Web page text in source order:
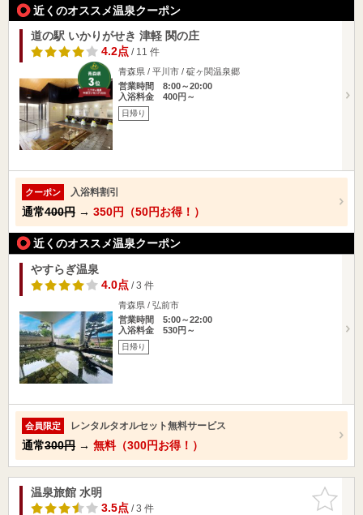
近くのオススメ温泉クーポン
道の駅 いかりがせき 津軽 関の庄
4.2点/ 11 件
青森県 / 平川市 / 碇ヶ関温泉郷
営業時間 8:00～20:00
入浴料金 400円～
日帰り
クーポン 入浴料割引
通常400円 → 350円（50円お得！）
近くのオススメ温泉クーポン
やすらぎ温泉
4.0点/ 3 件
青森県 / 弘前市
営業時間 5:00～22:00
入浴料金 530円～
日帰り
会員限定 レンタルタオルセット無料サービス
通常300円 → 無料（300円お得！）
お気に入
りに追加
温泉旅館 水明
3.5点/ 3 件